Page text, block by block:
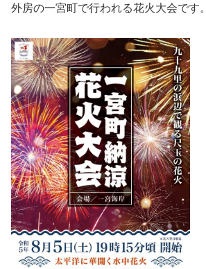
外房の一宮町で行われる花火大会です。